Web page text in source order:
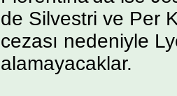
de Silvestri ve Per
cezası nedeniyle
alamayacaklar.